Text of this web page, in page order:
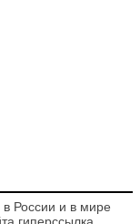
России и в мире